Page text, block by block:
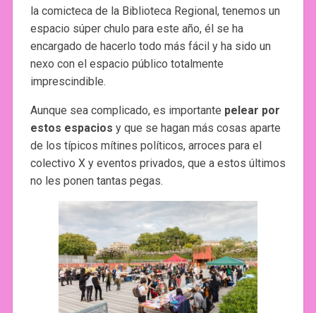
la comicteca de la Biblioteca Regional, tenemos un
espacio súper chulo para este año, él se ha
encargado de hacerlo todo más fácil y ha sido un
nexo con el espacio público totalmente
imprescindible.
Aunque sea complicado, es importante pelear por
estos espacios y que se hagan más cosas aparte
de los típicos mítines políticos, arroces para el
colectivo X y eventos privados, que a estos últimos
no les ponen tantas pegas.